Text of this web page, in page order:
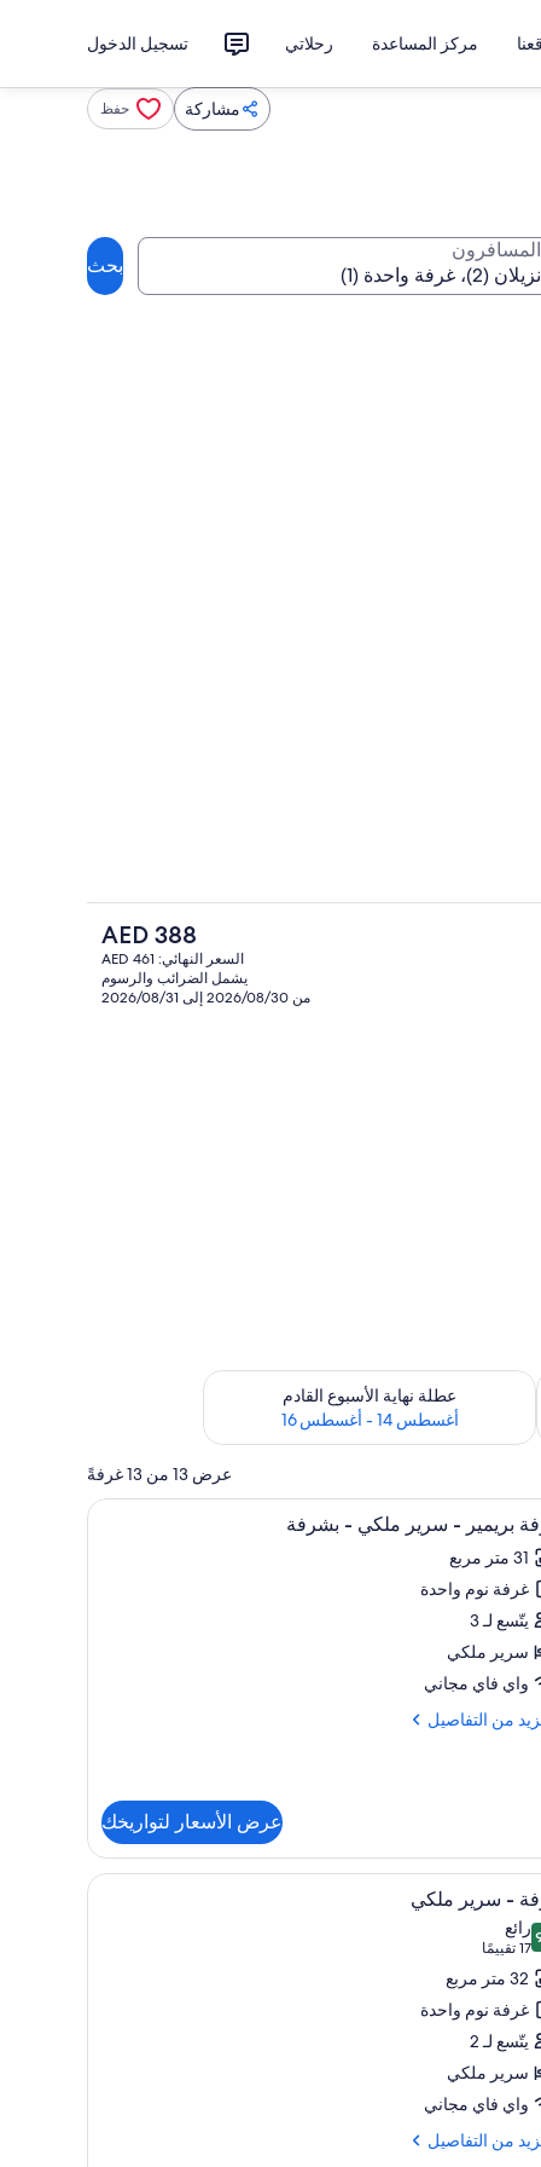
مركز المساعدة رحلاتي تسجيل الدخول
مشاركة حفظ
المسافرون
بحث
بالقرب من الشاطئ، رمال بيضاء،
السعر
الحالي
هو
AED
AED 388
السعر النهائي: AED 461
يشمل الضرائب والرسوم
من 2026/08/30 إلى 2026/08/31
أغسطس 7 - أغسطس 9
عطلة نهاية الأسبوع القادم
أغسطس 14 - أغسطس 16
تحقق من مدى التوفر لعطلة نهاية الأسبوع القادم للفترة أغسطس 14 - أغسطس 16
عرض 13 من 13 غرفةً
ومساحة عمل للكمبيوتر المحمولألحفة محشوة بالريش وخزنة داخل الغرفة
7 بريمير - سرير ملكي - بشرفة
31 متر مربع
غرفة نوم واحدة
يتّسع لـ 3
سرير ملكي
واي فاي مجاني
من التفاصيل
عرض الأسعار لتواريخك
ألحفة محشوة بالريش وخزنة داخل الغرفة
5 - سرير ملكي
10
رائع
17 تقييمًا(17
تقييمًا)
32 متر مربع
غرفة نوم واحدة
يتّسع لـ 2
سرير ملكي
واي فاي مجاني
من التفاصيل